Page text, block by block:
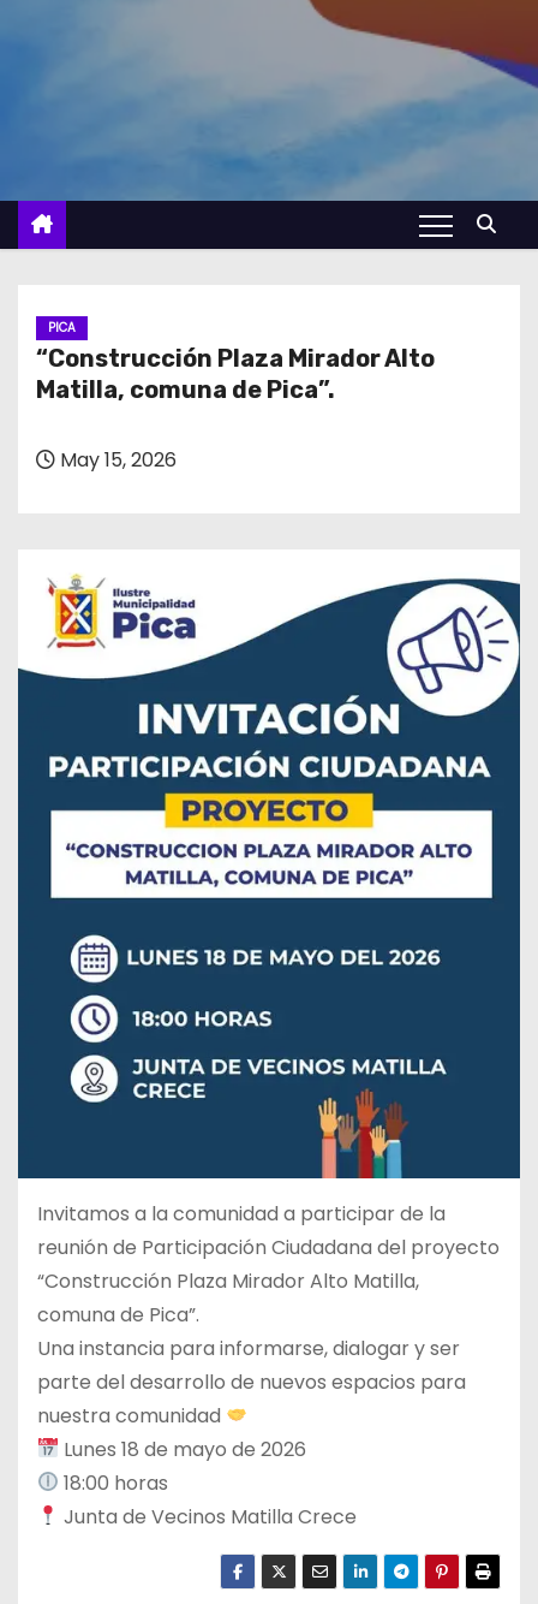
PICA
“Construcción Plaza Mirador Alto
Matilla, comuna de Pica”.
May 15, 2026
Invitamos a la comunidad a participar de la
reunión de Participación Ciudadana del proyecto
“Construcción Plaza Mirador Alto Matilla,
comuna de Pica”.
Una instancia para informarse, dialogar y ser
parte del desarrollo de nuevos espacios para
nuestra comunidad
Lunes 18 de mayo de 2026
18:00 horas
Junta de Vecinos Matilla Crece